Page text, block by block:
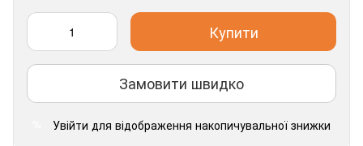
Купити
Замовити швидко
Увійти для відображення накопичувальної знижки